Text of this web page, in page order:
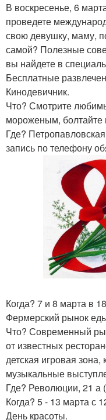
В воскресенье, 6
проведете
свою девушку, маму,
самой? Полезные
вы найдете в
Бесплатные
Кинодевичник.
Что? Смотрите
мороженым, болтайте
Где?
запись по телефону
Когда? 7 и 8 марта в
Фермерский рынок
Что? Современный
от известных
детская игровая
музыкальные
Где? Революции, 21 а
Когда? 5 - 13 марта с
День красоты.